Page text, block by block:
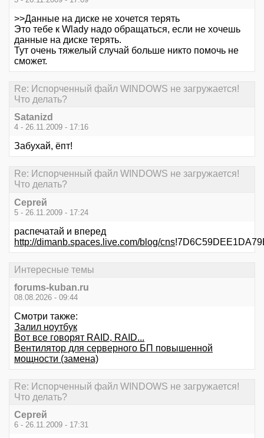
>>Данные на диске не хочется терять
Это тебе к Wladу надо обращаться, если не хочешь
данные на диске терять.
Тут очень тяжелый случай больше никто помочь не
сможет.
Re: Испорченный файл WINDOWS не загружается!
Что делать?
Satanizd
4 - 26.11.2009 - 17:16
Забухай, ёпт!
Re: Испорченный файл WINDOWS не загружается!
Что делать?
Серrей
5 - 26.11.2009 - 17:24
распечатай и вперед
http://dimanb.spaces.live.com/blog/cns
Интересные темы
forums-kuban.ru
08.08.2026 - 09:44
Смотри также:
Залил ноутбук
Вот все говорят RAID, RAID...
Вентилятор для серверного БП повышенной
мощности (замена)
Re: Испорченный файл WINDOWS не загружается!
Что делать?
Серrей
6 - 26.11.2009 - 17:31